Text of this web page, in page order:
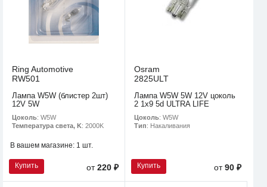
Ring Automotive
RW501
Лампа W5W (блистер 2шт)
12V 5W
Цоколь: W5W
Температура света, K: 2000K
В вашем магазине: 1 шт.
Купить от220 ₽
Osram
2825ULT
Лампа W5W 5W 12V цоколь
2 1x9 5d ULTRA LIFE
Цоколь: W5W
Тип: Накаливания
Купить от90 ₽